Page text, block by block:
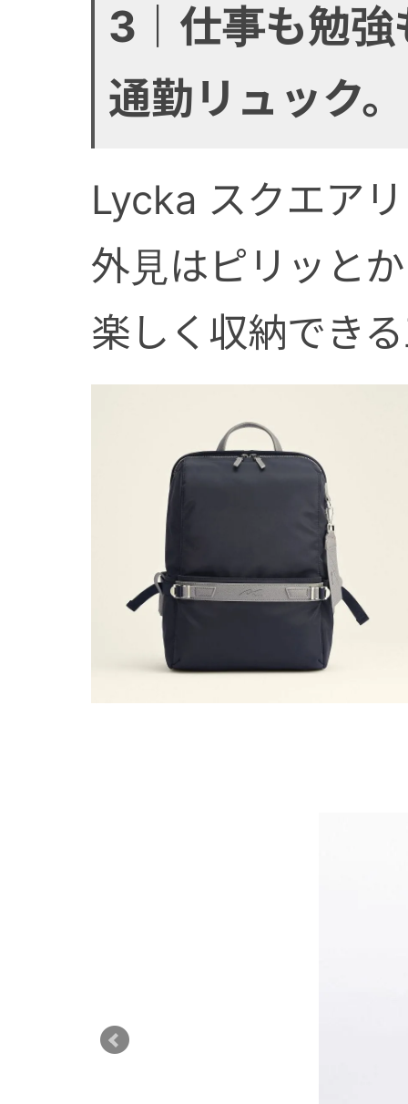
3｜仕事も勉
通勤リュック。
Lycka スクエア
外見はピリッと
楽しく収納でき